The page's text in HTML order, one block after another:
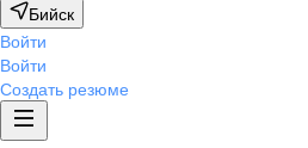
Бийск
Войти
Войти
Создать резюме